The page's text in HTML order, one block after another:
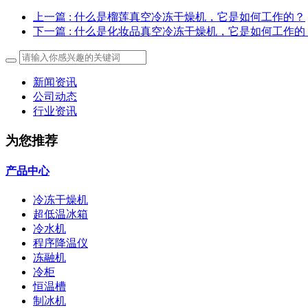
上一篇 : 什么是榴莲真空冷冻干燥机，它是如何工作的？
下一篇 : 什么是化妆品真空冷冻干燥机，它是如何工作的
新闻资讯
公司动态
行业资讯
为您推荐
产品中心
冷冻干燥机
超低温冰箱
冷水机
程序降温仪
冻融机
冷柜
恒温槽
制冰机